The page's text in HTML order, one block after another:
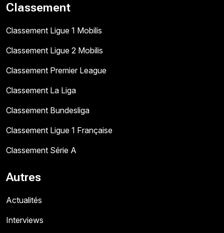
Classement
Classement Ligue 1 Mobilis
Classement Ligue 2 Mobilis
Classement Premier League
Classement La Liga
Classement Bundesliga
Classement Ligue 1 Française
Classement Série A
Autres
Actualités
Interviews